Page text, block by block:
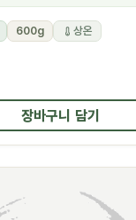
600g 상온
장바구니 담기